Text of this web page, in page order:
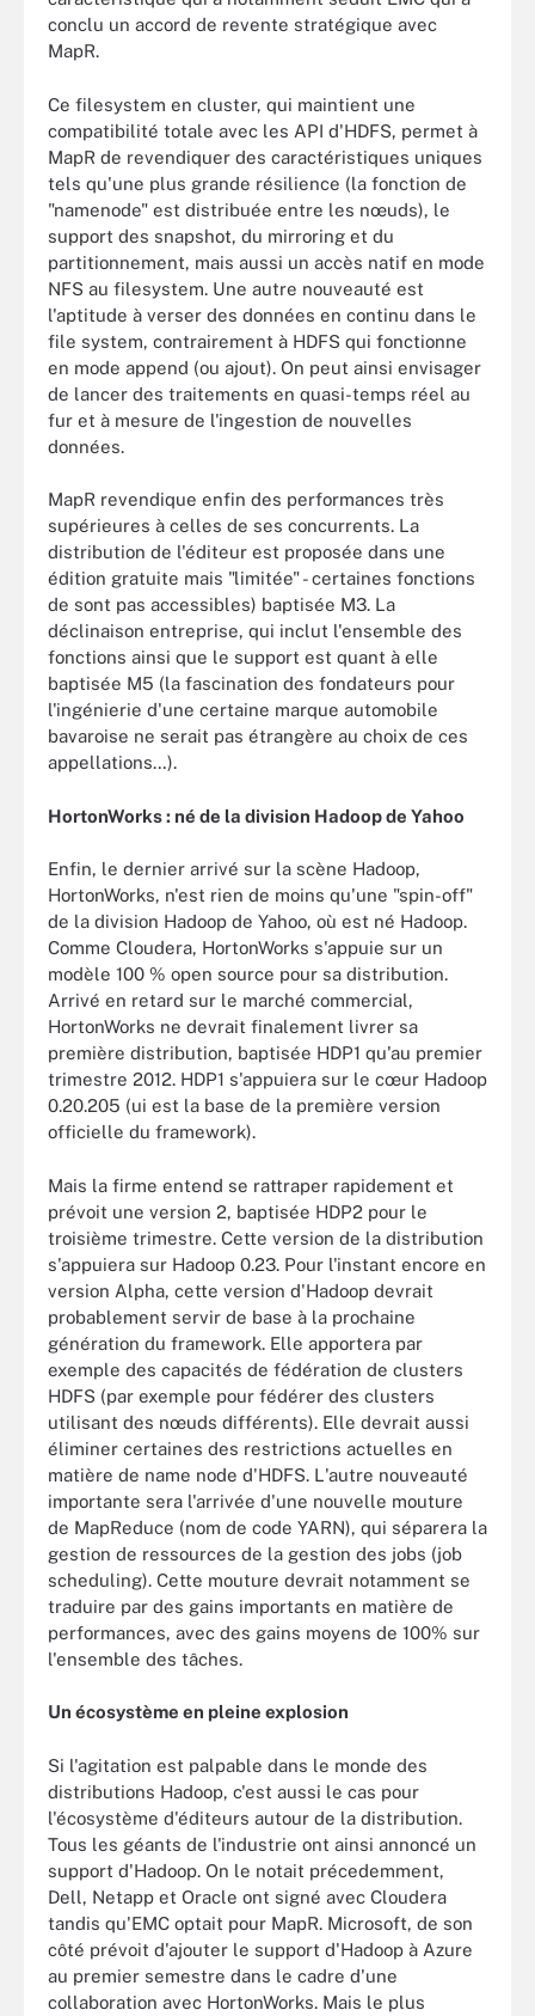
conclu un accord de revente stratégique avec
MapR.
Ce filesystem en cluster, qui maintient une
compatibilité totale avec les API d'HDFS, permet à
MapR de revendiquer des caractéristiques uniques
tels qu'une plus grande résilience (la fonction de
"namenode" est distribuée entre les nœuds), le
support des snapshot, du mirroring et du
partitionnement, mais aussi un accès natif en mode
NFS au filesystem. Une autre nouveauté est
l'aptitude à verser des données en continu dans le
file system, contrairement à HDFS qui fonctionne
en mode append (ou ajout). On peut ainsi envisager
de lancer des traitements en quasi-temps réel au
fur et à mesure de l'ingestion de nouvelles
données.
MapR revendique enfin des performances très
supérieures à celles de ses concurrents. La
distribution de l'éditeur est proposée dans une
édition gratuite mais "limitée" - certaines fonctions
de sont pas accessibles) baptisée M3. La
déclinaison entreprise, qui inclut l'ensemble des
fonctions ainsi que le support est quant à elle
baptisée M5 (la fascination des fondateurs pour
l'ingénierie d'une certaine marque automobile
bavaroise ne serait pas étrangère au choix de ces
appellations…).
HortonWorks : né de la division Hadoop de Yahoo
Enfin, le dernier arrivé sur la scène Hadoop,
HortonWorks, n'est rien de moins qu'une "spin-off"
de la division Hadoop de Yahoo, où est né Hadoop.
Comme Cloudera, HortonWorks s'appuie sur un
modèle 100 % open source pour sa distribution.
Arrivé en retard sur le marché commercial,
HortonWorks ne devrait finalement livrer sa
première distribution, baptisée HDP1 qu'au premier
trimestre 2012. HDP1 s'appuiera sur le cœur Hadoop
0.20.205 (ui est la base de la première version
officielle du framework).
Mais la firme entend se rattraper rapidement et
prévoit une version 2, baptisée HDP2 pour le
troisième trimestre. Cette version de la distribution
s'appuiera sur Hadoop 0.23. Pour l'instant encore en
version Alpha, cette version d'Hadoop devrait
probablement servir de base à la prochaine
génération du framework. Elle apportera par
exemple des capacités de fédération de clusters
HDFS (par exemple pour fédérer des clusters
utilisant des nœuds différents). Elle devrait aussi
éliminer certaines des restrictions actuelles en
matière de name node d'HDFS. L'autre nouveauté
importante sera l'arrivée d'une nouvelle mouture
de MapReduce (nom de code YARN), qui séparera la
gestion de ressources de la gestion des jobs (job
scheduling). Cette mouture devrait notamment se
traduire par des gains importants en matière de
performances, avec des gains moyens de 100% sur
l'ensemble des tâches.
Un écosystème en pleine explosion
Si l'agitation est palpable dans le monde des
distributions Hadoop, c'est aussi le cas pour
l'écosystème d'éditeurs autour de la distribution.
Tous les géants de l'industrie ont ainsi annoncé un
support d'Hadoop. On le notait précedemment,
Dell, Netapp et Oracle ont signé avec Cloudera
tandis qu'EMC optait pour MapR. Microsoft, de son
côté prévoit d'ajouter le support d'Hadoop à Azure
au premier semestre dans le cadre d'une
collaboration avec HortonWorks. Mais le plus